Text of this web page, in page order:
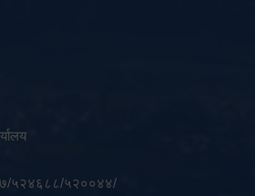
५२४६८८/५२००४४/